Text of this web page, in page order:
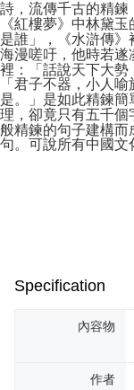
詩，流傳千古的精鍊
《紅樓夢》中林黛
是誰」，《水滸傳
海漫嗟吁，他時若遂
裡：「話說天下大勢
「君子不器，小人
是。」是如此精鍊
理，卻竟只有五千個
般精鍊的句子建構而
句。可說所有中國
Specification
內容物
作者